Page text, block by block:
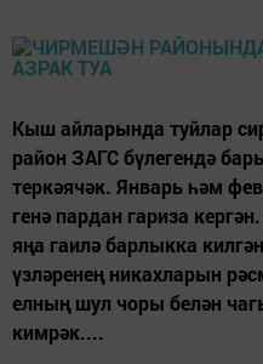
Кыш айларында туйлар
район ЗАГС бүлегендә
теркәячәк. Январь һәм
генә пардан гариза
яңа гаилә барлыкка
үзләренең никахларын
елның шул чоры белән
кимрәк....